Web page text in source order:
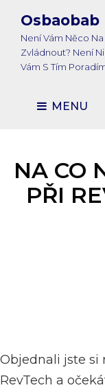
Osbaobab
Není Vám Něco
Zvládnout? Není
Vám S Tím
MENU
NA CO
PŘI
Objednali jste si
RevTech a